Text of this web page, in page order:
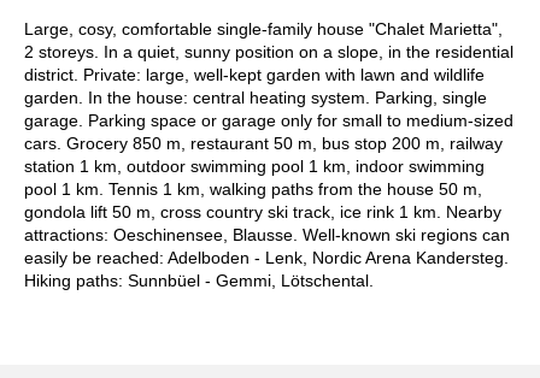
Large, cosy, comfortable single-family house "Chalet Marietta",
2 storeys. In a quiet, sunny position on a slope, in the residential
district. Private: large, well-kept garden with lawn and wildlife
garden. In the house: central heating system. Parking, single
garage. Parking space or garage only for small to medium-sized
cars. Grocery 850 m, restaurant 50 m, bus stop 200 m, railway
station 1 km, outdoor swimming pool 1 km, indoor swimming
pool 1 km. Tennis 1 km, walking paths from the house 50 m,
gondola lift 50 m, cross country ski track, ice rink 1 km. Nearby
attractions: Oeschinensee, Blausse. Well-known ski regions can
easily be reached: Adelboden - Lenk, Nordic Arena Kandersteg.
Hiking paths: Sunnbüel - Gemmi, Lötschental.